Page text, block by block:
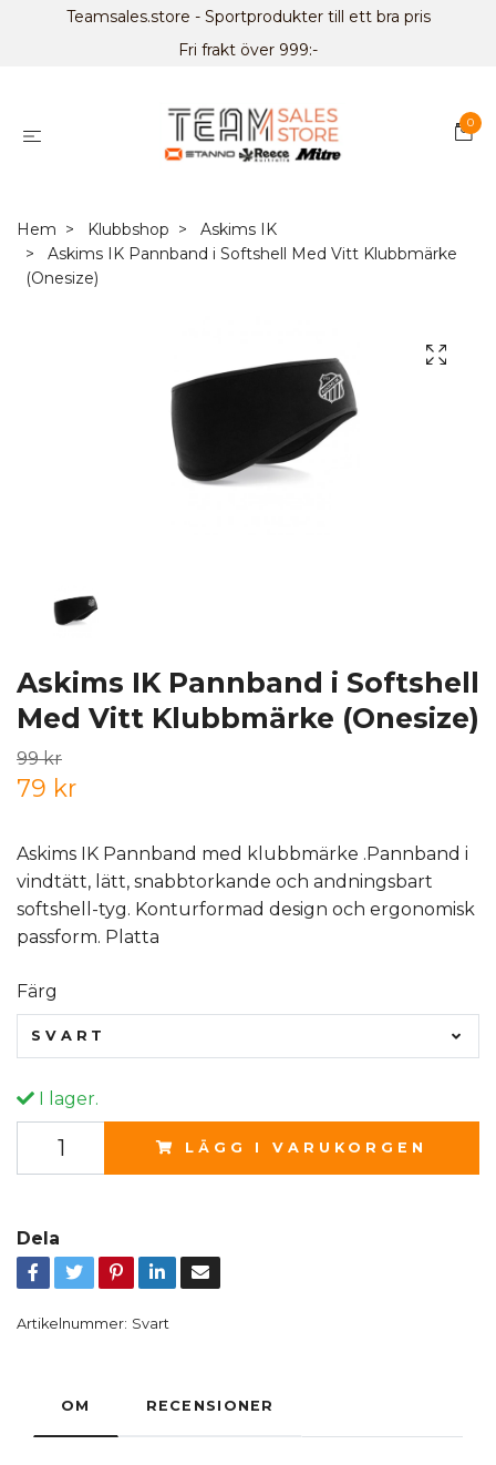
Teamsales.store - Sportprodukter till ett bra pris
Fri frakt över 999:-
0
Hem Klubbshop
Askims IK
Askims IK Pannband i Softshell Med Vitt Klubbmärke
(Onesize)
Askims IK Pannband i Softshell
Med Vitt Klubbmärke (Onesize)
99 kr
79 kr
Askims IK Pannband med klubbmärke .Pannband i
vindtätt, lätt, snabbtorkande och andningsbart
softshell-tyg. Konturformad design och ergonomisk
passform. Platta
Färg
SVART
I lager.
LÄGG I VARUKORGEN
Dela
Artikelnummer: Svart
OM RECENSIONER